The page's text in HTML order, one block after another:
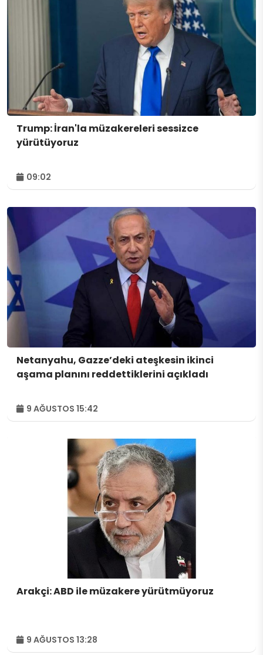
Trump: İran'la müzakereleri sessizce
yürütüyoruz
09:02
Netanyahu, Gazze’deki ateşkesin ikinci
aşama planını reddettiklerini açıkladı
9 AĞUSTOS 15:42
Arakçi: ABD ile müzakere yürütmüyoruz
9 AĞUSTOS 13:28